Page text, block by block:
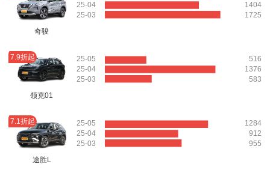
奇骏
25-04
25-03
1404
1725
7.9折起
领克01
25-05
25-04
25-03
516
1376
583
7.1折起
途胜L
25-05
25-04
25-03
1284
912
955